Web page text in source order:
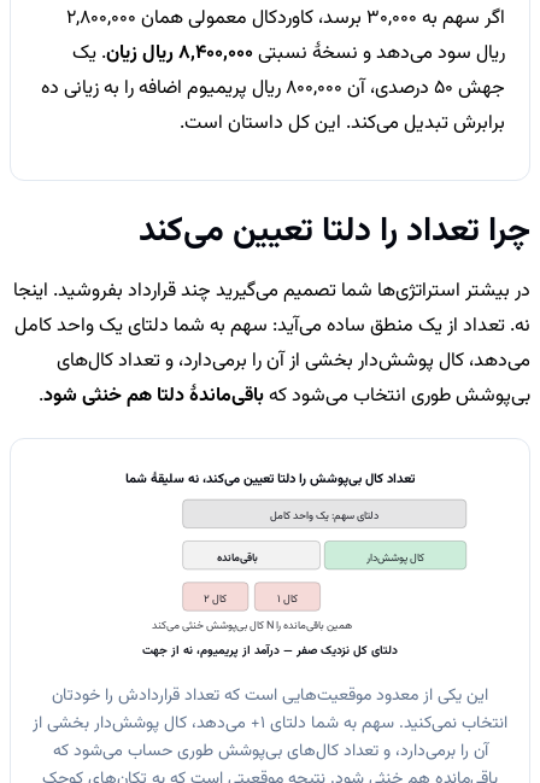
اگر سهم به 30,000 برسد، کاوردکال معمولی همان 2,800,000
ریال سود می‌دهد و نسخهٔ نسبتی8,400,000 ریال زیان
. یک
جهش 50 درصدی، آن 800,000 ریال پریمیوم اضافه را به زیانی ده
برابرش تبدیل می‌کند. این کل داستان است.
چرا تعداد را دلتا تعیین می‌کند
در بیشتر استراتژی‌ها شما تصمیم می‌گیرید چند قرارداد بفروشید. اینجا
نه. تعداد از یک منطق ساده می‌آید: سهم به شما دلتای یک واحد کامل
می‌دهد، کال پوشش‌دار بخشی از آن را برمی‌دارد، و تعداد کال‌های
بی‌پوشش طوری انتخاب می‌شود کهباقی‌ماندهٔ دلتا هم خنثی شود.
تعداد کال بی‌پوشش را دلتا تعیین می‌کند، نه سلیقهٔ شما
دلتای سهم: یک واحد کامل
کال پوشش‌دار باقی‌مانده
کال 1
کال 2
همین باقی‌مانده را N کال بی‌پوشش خنثی می‌کند
دلتای کل نزدیک صفر — درآمد از پریمیوم، نه از جهت
این یکی از معدود موقعیت‌هایی است که تعداد قراردادش را خودتان
انتخاب نمی‌کنید. سهم به شما دلتای 1+ می‌دهد، کال پوشش‌دار بخشی از
آن را برمی‌دارد، و تعداد کال‌های بی‌پوشش طوری حساب می‌شود که